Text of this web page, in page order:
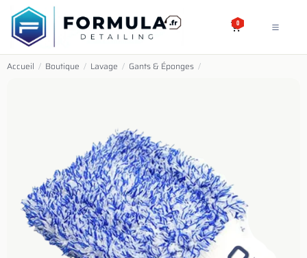
SE RENDRE AU CONTENU
0
Accueil / Boutique / Lavage / Gants & Éponges /